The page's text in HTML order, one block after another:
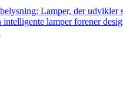
Lamper, der udvikler
lamper forener